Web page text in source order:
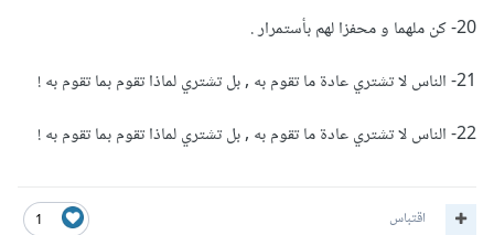
20- كن ملهما و محفزا لهم بأستمرار .
21- الناس لا تشتري عادة ما تقوم به , بل تشتري لماذا تقوم بما تقوم به !
22- الناس لا تشتري عادة ما تقوم به , بل تشتري لماذا تقوم بما تقوم به !
1 اقتباس